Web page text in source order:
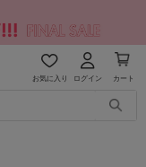
お気に入り ログイン カート